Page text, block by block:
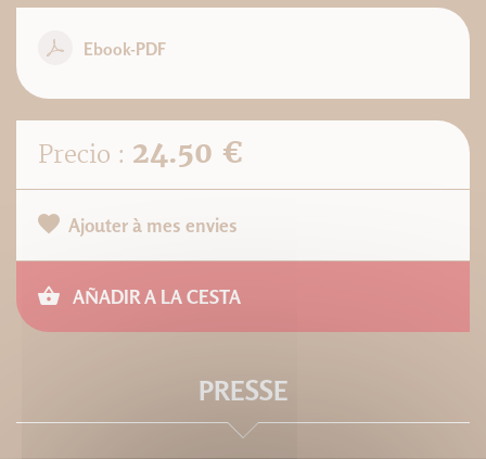
Ebook-PDF
Precio : 24.50 €
Ajouter à mes envies
AÑADIR A LA CESTA
PRESSE